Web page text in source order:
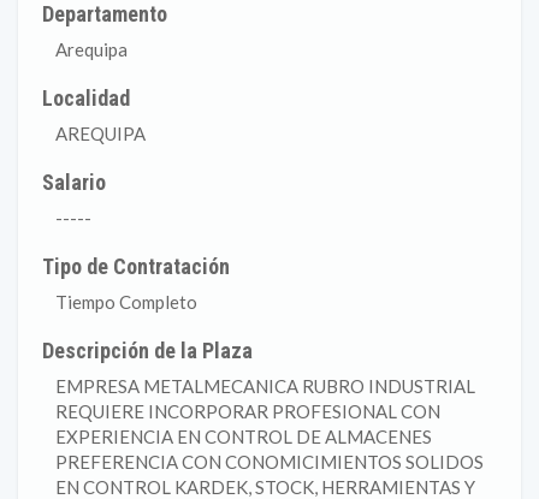
Departamento
Arequipa
Localidad
AREQUIPA
Salario
-----
Tipo de Contratación
Tiempo Completo
Descripción de la Plaza
EMPRESA METALMECANICA RUBRO INDUSTRIAL
REQUIERE INCORPORAR PROFESIONAL CON
EXPERIENCIA EN CONTROL DE ALMACENES
PREFERENCIA CON CONOMICIMIENTOS SOLIDOS
EN CONTROL KARDEK, STOCK, HERRAMIENTAS Y